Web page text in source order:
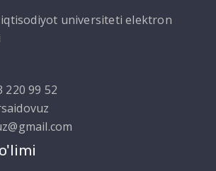
universiteti elektron
220 99 52